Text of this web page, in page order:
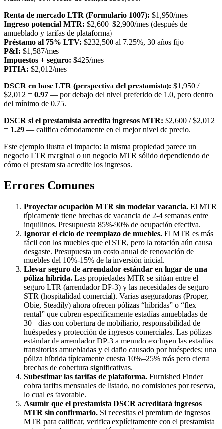
Renta de mercado LTR (Formulario 1007): $1,950/mes
Ingreso potencial MTR: $2,600–$2,900/mes (después de
amueblado y tarifas de plataforma)
Préstamo al 75% LTV: $232,500 al 7.25%, 30 años fijo
P&I: $1,587/mes
Impuestos + seguro: $425/mes
PITIA: $2,012/mes
DSCR en base LTR (perspectiva del prestamista): $1,950 /
$2,012 = 0.97 — por debajo del nivel preferido de 1.0, pero dentro
del mínimo de 0.75.
DSCR si el prestamista acredita ingresos MTR: $2,600 / $2,012
= 1.29 — califica cómodamente en el mejor nivel de precio.
Este ejemplo ilustra el impacto: la misma propiedad parece un
negocio LTR marginal o un negocio MTR sólido dependiendo de
cómo el prestamista acredite los ingresos.
Errores Comunes
Proyectar ocupación MTR sin modelar vacancia. El MTR
típicamente tiene brechas de vacancia de 2-4 semanas entre
inquilinos. Presupuesta 85%-90% de ocupación efectiva.
Ignorar el ciclo de reemplazo de muebles. El MTR es más
fácil con los muebles que el STR, pero la rotación aún causa
desgaste. Presupuesta un costo anual de renovación de
muebles del 10%-15% de la inversión inicial.
Llevar seguro de arrendador estándar en lugar de una
póliza híbrida. Las propiedades MTR se sitúan entre el
seguro LTR (arrendador DP-3) y las necesidades de seguro
STR (hospitalidad comercial). Varias aseguradoras (Proper,
Obie, Steadily) ahora ofrecen pólizas “híbridas” o “flex
rental” que cubren específicamente estadías amuebladas de
30+ días con cobertura de mobiliario, responsabilidad de
huéspedes y protección de ingresos comerciales. Las pólizas
estándar de arrendador DP-3 a menudo excluyen las estadías
transitorias amuebladas y el daño causado por huéspedes; una
póliza híbrida típicamente cuesta 10%–25% más pero cierra
brechas de cobertura significativas.
Subestimar las tarifas de plataforma. Furnished Finder
cobra tarifas mensuales de listado, no comisiones por reserva,
lo cual es favorable.
Asumir que el prestamista DSCR acreditará ingresos
MTR sin confirmarlo. Si necesitas el premium de ingresos
MTR para calificar, verifica explícitamente con el prestamista